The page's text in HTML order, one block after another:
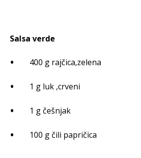
Salsa verde
400 g rajčica,zelena
1 g luk ,crveni
1 g češnjak
100 g čili papričica